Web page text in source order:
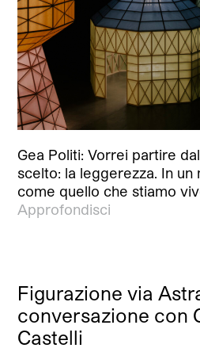
Gea Politi: Vorrei partire
scelto: la leggerezza. In
come quello che stiamo
Approfondisci
Figurazione via
conversazione con
Castelli